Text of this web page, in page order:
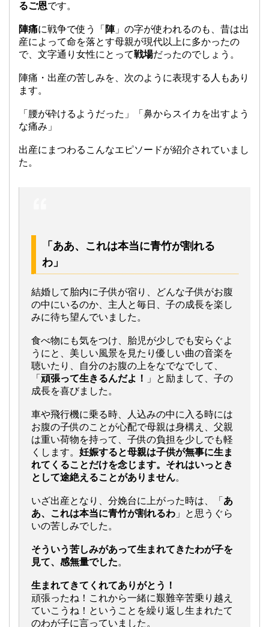
るご恩です。
陣痛に戦争で使う「 陣」の字が使われるのも、昔は出
産によって命を落とす母親が現代以上に多かったの
で、文字通り女性にとって戦場だったのでしょう。
陣痛・出産の苦しみを、次のように表現する人もあり
ます。
「腰が砕けるようだった」「鼻からスイカを出すよう
な痛み」
出産にまつわるこんなエピソードが紹介されていまし
た。
「ああ、これは本当に青竹が割れる
わ」
結婚して胎内に子供が宿り、どんな子供がお腹
の中にいるのか、主人と毎日、子の成長を楽し
みに待ち望んでいました。
食べ物にも気をつけ、胎児が少しでも安らぐよ
うにと、美しい風景を見たり優しい曲の音楽を
聴いたり、自分のお腹の上をなでなでして、
「頑張って生きるんだよ！
」と励まして、子の
成長を喜びました。
車や飛行機に乗る時、人込みの中に入る時には
お腹の子供のことが心配で母親は身構え、父親
は重い荷物を持って、子供の負担を少しでも軽
くします。妊娠すると母親は子供が無事に生ま
れてくることだけを念じます。それはいっとき
として途絶えることがありません。
いざ出産となり、分娩台に上がった時は、「 あ
あ、これは本当に青竹が割れるわ 」と思うぐら
いの苦しみでした。
そういう苦しみがあって生まれてきたわが子を
見て、感無量でした。
生まれてきてくれてありがとう！
頑張ったね！これから一緒に艱難辛苦乗り越え
ていこうね！ということを繰り返し生まれたて
のわが子に言っていました。